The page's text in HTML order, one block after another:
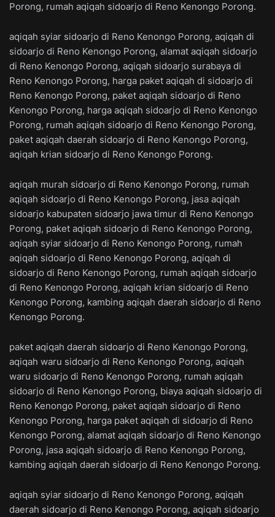
Porong, rumah aqiqah sidoarjo di Reno Kenongo Porong.
aqiqah syiar sidoarjo di Reno Kenongo Porong, aqiqah di
sidoarjo di Reno Kenongo Porong, alamat aqiqah sidoarjo
di Reno Kenongo Porong, aqiqah sidoarjo surabaya di
Reno Kenongo Porong, harga paket aqiqah di sidoarjo di
Reno Kenongo Porong, paket aqiqah sidoarjo di Reno
Kenongo Porong, harga aqiqah sidoarjo di Reno Kenongo
Porong, rumah aqiqah sidoarjo di Reno Kenongo Porong,
paket aqiqah daerah sidoarjo di Reno Kenongo Porong,
aqiqah krian sidoarjo di Reno Kenongo Porong.
aqiqah murah sidoarjo di Reno Kenongo Porong, rumah
aqiqah sidoarjo di Reno Kenongo Porong, jasa aqiqah
sidoarjo kabupaten sidoarjo jawa timur di Reno Kenongo
Porong, paket aqiqah sidoarjo di Reno Kenongo Porong,
aqiqah syiar sidoarjo di Reno Kenongo Porong, rumah
aqiqah sidoarjo di Reno Kenongo Porong, aqiqah di
sidoarjo di Reno Kenongo Porong, rumah aqiqah sidoarjo
di Reno Kenongo Porong, aqiqah krian sidoarjo di Reno
Kenongo Porong, kambing aqiqah daerah sidoarjo di Reno
Kenongo Porong.
paket aqiqah daerah sidoarjo di Reno Kenongo Porong,
aqiqah waru sidoarjo di Reno Kenongo Porong, aqiqah
waru sidoarjo di Reno Kenongo Porong, rumah aqiqah
sidoarjo di Reno Kenongo Porong, biaya aqiqah sidoarjo di
Reno Kenongo Porong, paket aqiqah sidoarjo di Reno
Kenongo Porong, harga paket aqiqah di sidoarjo di Reno
Kenongo Porong, alamat aqiqah sidoarjo di Reno Kenongo
Porong, jasa aqiqah sidoarjo di Reno Kenongo Porong,
kambing aqiqah daerah sidoarjo di Reno Kenongo Porong.
aqiqah syiar sidoarjo di Reno Kenongo Porong, aqiqah
daerah sidoarjo di Reno Kenongo Porong, aqiqah sidoarjo